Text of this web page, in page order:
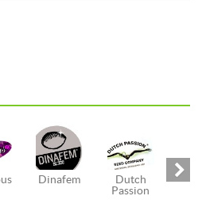
Dinafem
Dutch
Passion